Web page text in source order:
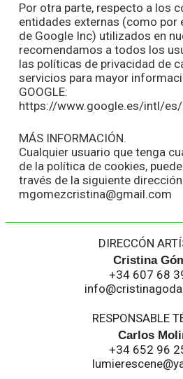
Por otra parte, respecto a los
entidades externas (como por
de Google Inc) utilizados en
recomendamos a todos los
las políticas de privacidad de
servicios para mayor
GOOGLE:
https://www.google.es/intl/
MÁS INFORMACIÓN.
Cualquier usuario que tenga
de la política de cookies,
través de la siguiente dirección
mgomezcristina@gmail.com
DIRECCÓN
Cristina
+34 607 68
RESPONSABLE
Carlos
+34 652 96